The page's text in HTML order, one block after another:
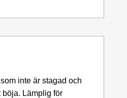
inte är stagad och
böja. Lämplig för